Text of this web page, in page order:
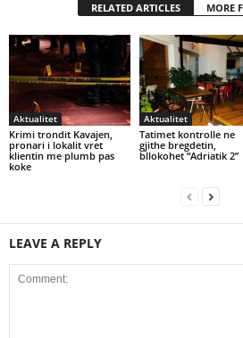
RELATED ARTICLES MORE
Aktualitet
Krimi trondit Kavajen,
pronari i lokalit vret
klientin me plumb pas
koke
Aktualitet
Tatimet kontrolle ne
gjithe bregdetin,
bllokohet “Adriatik 2”
LEAVE A REPLY